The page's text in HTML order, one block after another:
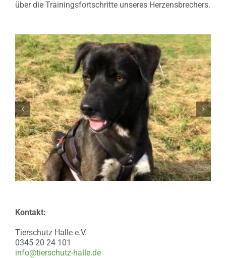
über die Trainingsfortschritte unseres Herzensbrechers.
Kontakt:
Tierschutz Halle e.V.
0345 20 24 101
info@tierschutz-halle.de